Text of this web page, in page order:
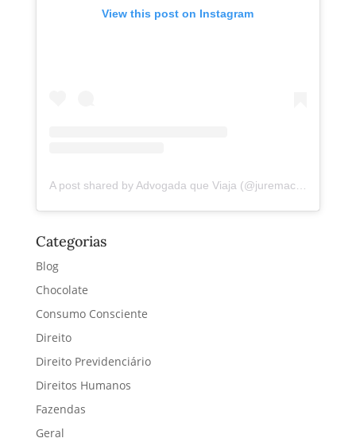
View this post on Instagram
A post shared by Advogada que Viaja (@juremacintra)
Categorias
Blog
Chocolate
Consumo Consciente
Direito
Direito Previdenciário
Direitos Humanos
Fazendas
Geral